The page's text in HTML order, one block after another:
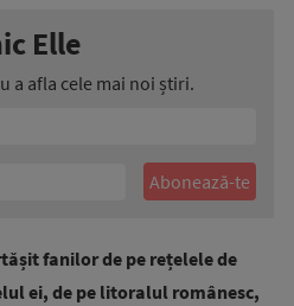
Elle
a afla cele mai noi știri.
fanilor de pe rețelele de
ei, de pe litoralul românesc,